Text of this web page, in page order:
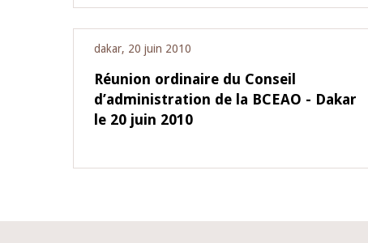
dakar, 20 juin 2010
Réunion ordinaire du Conseil
d’administration de la BCEAO - Dakar
le 20 juin 2010